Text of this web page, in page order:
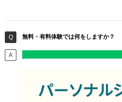
無料・有料体験では何をしますか？